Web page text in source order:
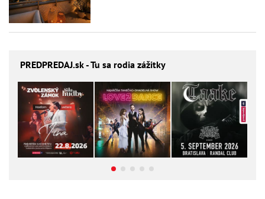
PREDPREDAJ.sk - Tu sa rodia zážitky